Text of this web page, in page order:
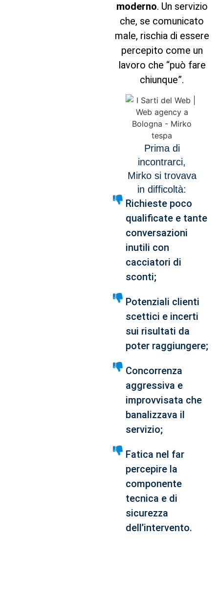
moderno. Un servizio
che, se comunicato
male, rischia di essere
percepito come un
lavoro che “può fare
chiunque”.
Prima di
incontrarci,
Mirko si trovava
in difficoltà:
Richieste poco
qualificate e tante
conversazioni
inutili con
cacciatori di
sconti;
Potenziali clienti
scettici e incerti
sui risultati da
poter raggiungere;
Concorrenza
aggressiva e
improvvisata che
banalizzava il
servizio;
Fatica nel far
percepire la
componente
tecnica e di
sicurezza
dell’intervento.